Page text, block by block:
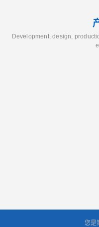
Development, design,
您是